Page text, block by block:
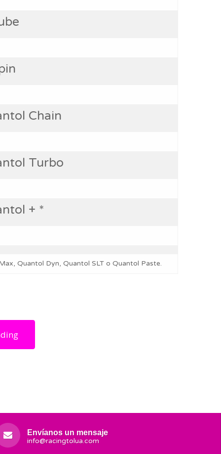
Chain
Turbo
+ *
Quantol Dyn, Quantol SLT o Quantol Paste.
Envíanos un mensaje
info@racingtolua.com